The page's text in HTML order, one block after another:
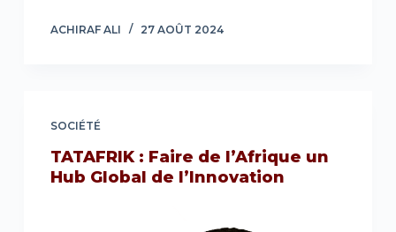
ACHIRAF ALI 27 AOÛT 2024
SOCIÉTÉ
TATAFRIK : Faire de l’Afrique un
Hub Global de l’Innovation